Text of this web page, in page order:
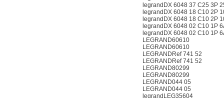
legrandDX 6048 37 C25 3P
legrandDX 6048 18 C10 2P
legrandDX 6048 18 C10 2P
legrandDX 6048 02 C10 1P
legrandDX 6048 02 C10 1P
LEGRAND60610
LEGRAND60610
LEGRANDRef 741 52
LEGRANDRef 741 52
LEGRAND80299
LEGRAND80299
LEGRAND044 05
LEGRAND044 05
legrandLEG35604